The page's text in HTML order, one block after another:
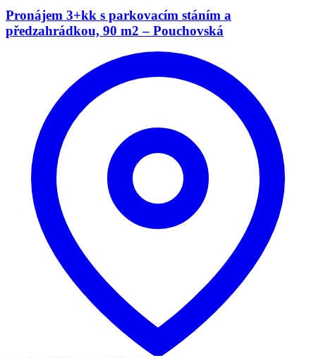
Pronájem 3+kk s parkovacím stáním a
předzahrádkou, 90 m2 – Pouchovská